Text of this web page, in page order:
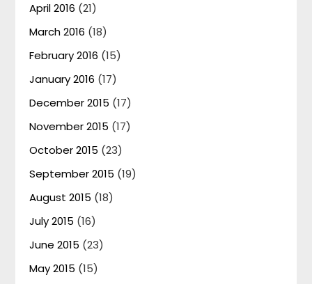
April 2016 (21)
March 2016 (18)
February 2016 (15)
January 2016 (17)
December 2015 (17)
November 2015 (17)
October 2015 (23)
September 2015 (19)
August 2015 (18)
July 2015 (16)
June 2015 (23)
May 2015 (15)